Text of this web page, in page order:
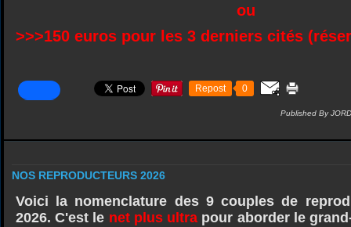
ou
>>>150 euros pour les 3 derniers cités
Repost 0
Published By
NOS REPRODUCTEURS 2026
Voici la nomenclature des 9 couples de
2026. C'est le net plus ultra pour aborder le